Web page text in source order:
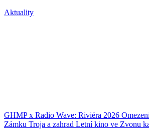
Aktuality
GHMP x Radio Wave: Riviéra 2026
Zámku Troja a zahrad Letní kino ve Zvonu